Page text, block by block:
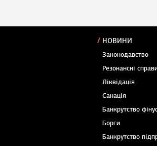
НОВИНИ
Законодавство
Резонансні
Ліквідація
Санація
Банкрутство
Борги
Банкрутство